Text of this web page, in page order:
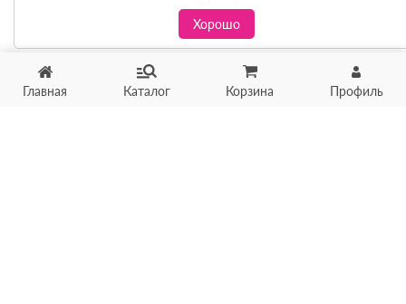
Главная Каталог Корзина Профиль
Хорошо